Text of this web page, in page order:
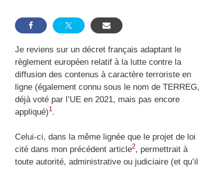
Je reviens sur un décret français adaptant le
règlement européen relatif à la lutte contre la
diffusion des contenus à caractère terroriste en
ligne (également connu sous le nom de TERREG,
déjà voté par l’UE en 2021, mais pas encore
appliqué)1 .
Celui-ci, dans la même lignée que le projet de loi
cité dans mon précédent article2, permettrait à
toute autorité, administrative ou judiciaire (et qu’il